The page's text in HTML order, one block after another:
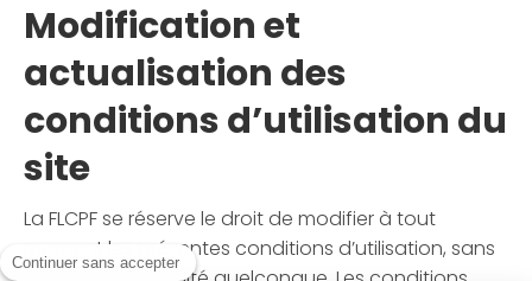
Modification et
actualisation des
conditions d’utilisation du
site
La FLCPF se réserve le droit de modifier à tout
moment les présentes conditions d’utilisation, sans
Continuer sans accepter